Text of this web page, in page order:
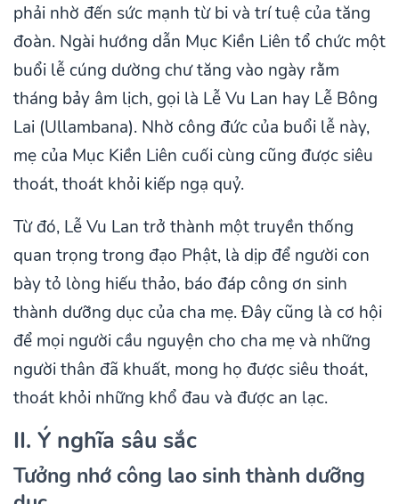
phải nhờ đến sức mạnh từ bi và trí tuệ của tăng
đoàn. Ngài hướng dẫn Mục Kiền Liên tổ chức một
buổi lễ cúng dường chư tăng vào ngày rằm
tháng bảy âm lịch, gọi là Lễ Vu Lan hay Lễ Bông
Lai (Ullambana). Nhờ công đức của buổi lễ này,
mẹ của Mục Kiền Liên cuối cùng cũng được siêu
thoát, thoát khỏi kiếp ngạ quỷ.
Từ đó, Lễ Vu Lan trở thành một truyền thống
quan trọng trong đạo Phật, là dịp để người con
bày tỏ lòng hiếu thảo, báo đáp công ơn sinh
thành dưỡng dục của cha mẹ. Đây cũng là cơ hội
để mọi người cầu nguyện cho cha mẹ và những
người thân đã khuất, mong họ được siêu thoát,
thoát khỏi những khổ đau và được an lạc.
II. Ý nghĩa sâu sắc
Tưởng nhớ công lao sinh thành dưỡng